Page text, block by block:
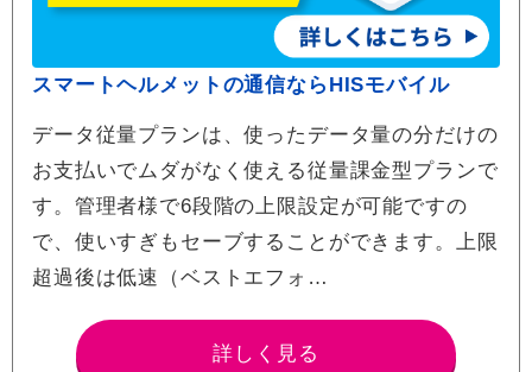
スマートヘルメットの通信ならHISモバイル
データ従量プランは、使ったデータ量の分だけの
お支払いでムダがなく使える従量課金型プランで
す。管理者様で6段階の上限設定が可能ですの
で、使いすぎもセーブすることができます。上限
超過後は低速（ベストエフォ…
詳しく見る